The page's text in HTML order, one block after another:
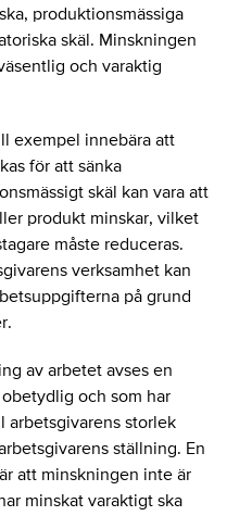
produktionsmässiga
skäl. Minskningen
och varaktig
exempel innebära att
för att sänka
skäl kan vara att
produkt minskar, vilket
måste reduceras.
verksamhet kan
på grund
av arbetet avses en
och som har
arbetsgivarens storlek
ställning. En
att minskningen inte är
minskat varaktigt ska